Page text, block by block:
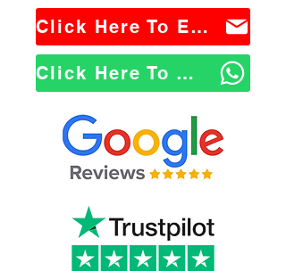
Click Here To Email Us
Click Here To WhatsApp Us